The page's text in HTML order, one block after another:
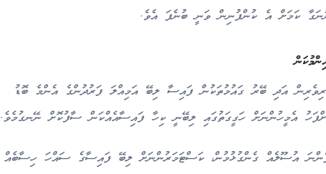
ކަމަށް އެ ކުންފުނިން ވަނީ ބުނެފަ އެވެ.
އަދި ބޭރު ގައުމުތަކުން ފައިސާ ލިބޭ އަމިއްލަ ފަރުދުންގެ އެންމެ ބޮޑު
އެމީހުންނަށް ހަގީގަތުގައި ލިބޭނީ ކިހާ ފައިސާއެއްކަން ސާފުކޮށް ނޭނގުމެވެ.
އުސޫލެއް ގެންގުޅުމުން، ކަސްޓަމަރުންނަށް ލިބޭ ފައިސާގެ ސައްހަ ހިސާބެއް